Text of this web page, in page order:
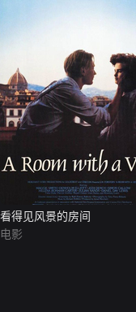
看得见风景的房间
电影